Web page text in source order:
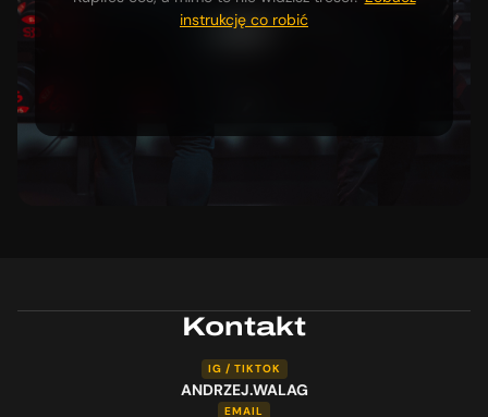
instrukcję co robić
Kontakt
IG / TIKTOK
ANDRZEJ.WALAG
EMAIL